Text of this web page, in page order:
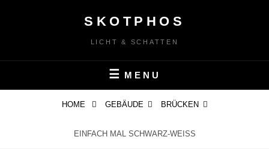
SKOTPHOS
LICHT & SCHATTEN
MENU
HOME GEBÄUDE BRÜCKEN
EINFACH MAL SCHWARZ-WEISS